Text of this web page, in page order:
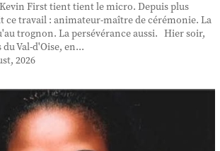
First tient tient le micro. Depuis plus
ce travail : animateur-maître de cérémonie. La
trognon. La persévérance aussi. Hier soir,
Val-d'Oise, en...
2026